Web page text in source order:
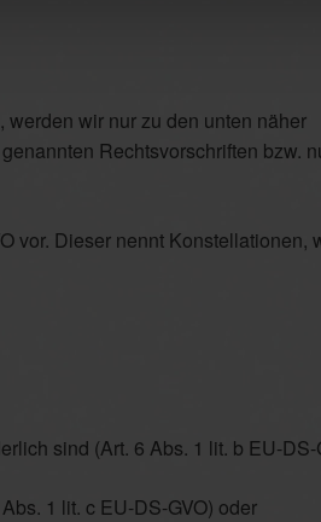
wir nur zu den unten näher
Rechtsvorschriften bzw.
vor. Dieser nennt Konstellationen,
sind (Art. 6 Abs. 1 lit. b EU-DS-
1 lit. c EU-DS-GVO) oder